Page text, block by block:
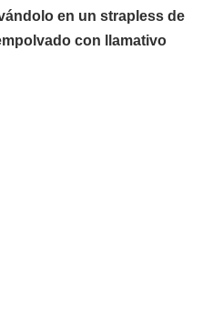
en un strapless de
con llamativo